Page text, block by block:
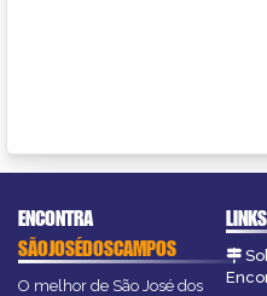
ENCONTRA
SÃOJOSÉDOSCAMPOS
O melhor de São José dos